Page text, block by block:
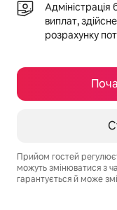
Адміністрація
виплат,
розрахунку
Прийом гостей
можуть змінюватися з
гарантується й може